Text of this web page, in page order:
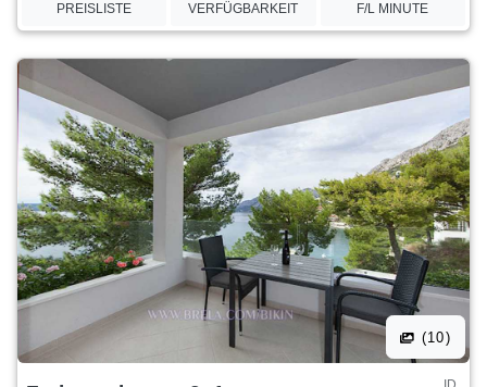
PREISLISTE VERFÜGBARKEIT F/L MINUTE
(10)